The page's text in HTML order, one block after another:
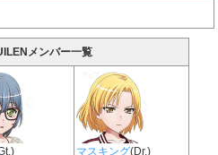
メンバー一覧
マスキング(Dr.)